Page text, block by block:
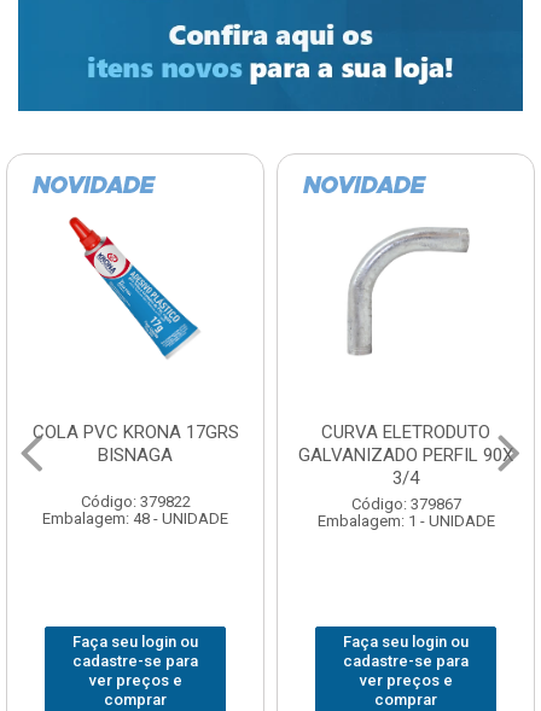
COLA PVC KRONA 17GRS
BISNAGA
Código: 379822
Embalagem: 48 - UNIDADE
Faça seu login ou
cadastre-se para
ver preços e
comprar
CURVA ELETRODUTO
GALVANIZADO PERFIL 90X
3/4
Código: 379867
Embalagem: 1 - UNIDADE
Faça seu login ou
cadastre-se para
ver preços e
comprar